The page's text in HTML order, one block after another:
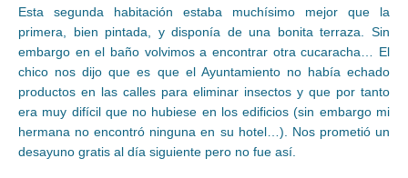
Esta segunda habitación estaba muchísimo mejor que la
primera, bien pintada, y disponía de una bonita terraza. Sin
embargo en el baño volvimos a encontrar otra cucaracha… El
chico nos dijo que es que el Ayuntamiento no había echado
productos en las calles para eliminar insectos y que por tanto
era muy difícil que no hubiese en los edificios (sin embargo mi
hermana no encontró ninguna en su hotel…). Nos prometió un
desayuno gratis al día siguiente pero no fue así.